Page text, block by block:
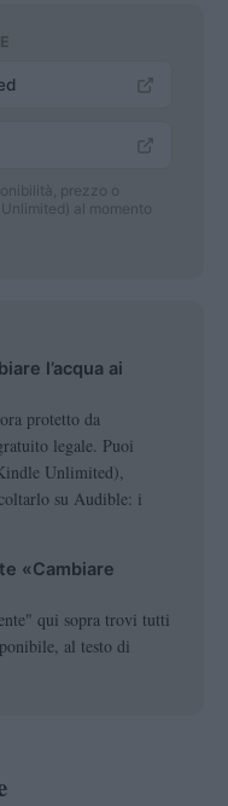
prezzo o
al momento
l’acqua ai
protetto da
legale. Puoi
Unlimited),
su Audible: i
«Cambiare
qui sopra trovi tutti
al testo di